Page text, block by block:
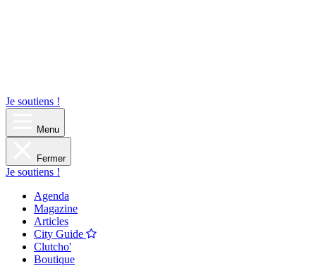
Je soutiens !
Menu
Fermer
Je soutiens !
Agenda
Magazine
Articles
City Guide
Clutcho'
Boutique